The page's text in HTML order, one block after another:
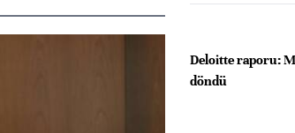
Deloitte raporu:
döndü